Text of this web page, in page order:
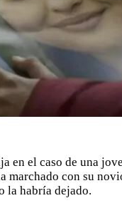
en el caso de una
con su
la habría dejado.